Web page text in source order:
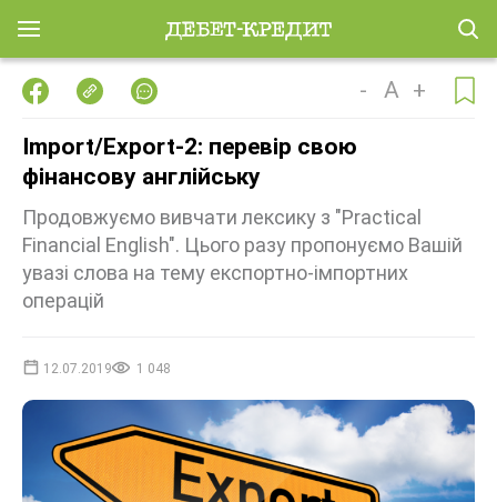
- A +
Import/Export-2: перевір свою
фінансову англійську
Продовжуємо вивчати лексику з "Practical
Financial English". Цього разу пропонуємо Вашій
увазі слова на тему експортно-імпортних
операцій
12.07.2019 1 048